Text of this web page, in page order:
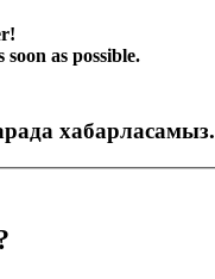
as possible.
хабарласамыз.